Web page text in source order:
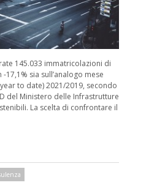
145.033 immatricolazioni di
17,1% sia sull’analogo mese
to date) 2021/2019, secondo
del Ministero delle Infrastrutture
La scelta di confrontare il